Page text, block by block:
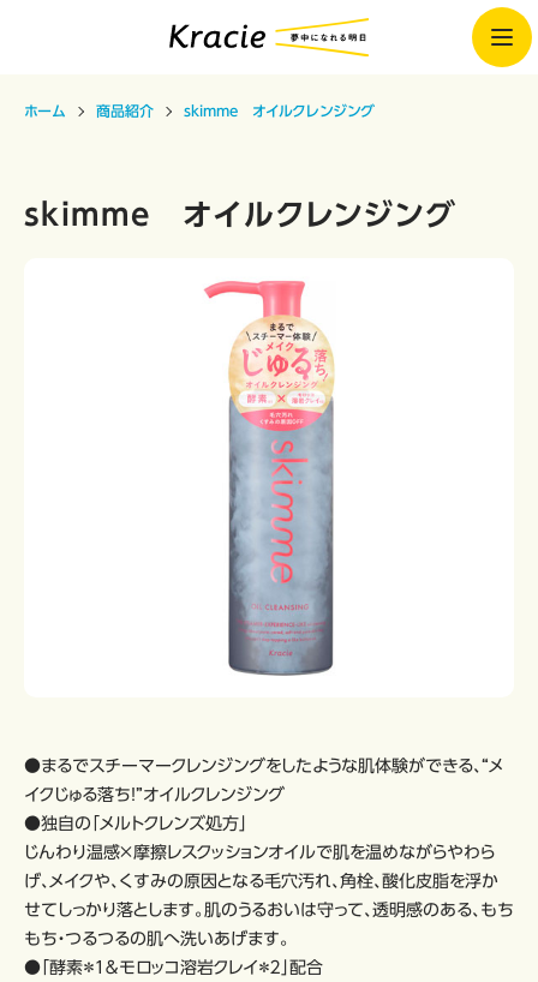
ホーム 商品紹介 skimme オイルクレンジング
skimme オイルクレンジング
●まるでスチーマークレンジングをしたような肌体験ができる、“メ
イクじゅる落ち！”オイルクレンジング
●独自の「メルトクレンズ処方」
じんわり温感×摩擦レスクッションオイルで肌を温めながらやわら
げ、メイクや、くすみの原因となる毛穴汚れ、角栓、酸化皮脂を浮か
せてしっかり落とします。肌のうるおいは守って、透明感のある、もち
もち・つるつるの肌へ洗いあげます。
●「酵素＊１＆モロッコ溶岩クレイ＊２」配合